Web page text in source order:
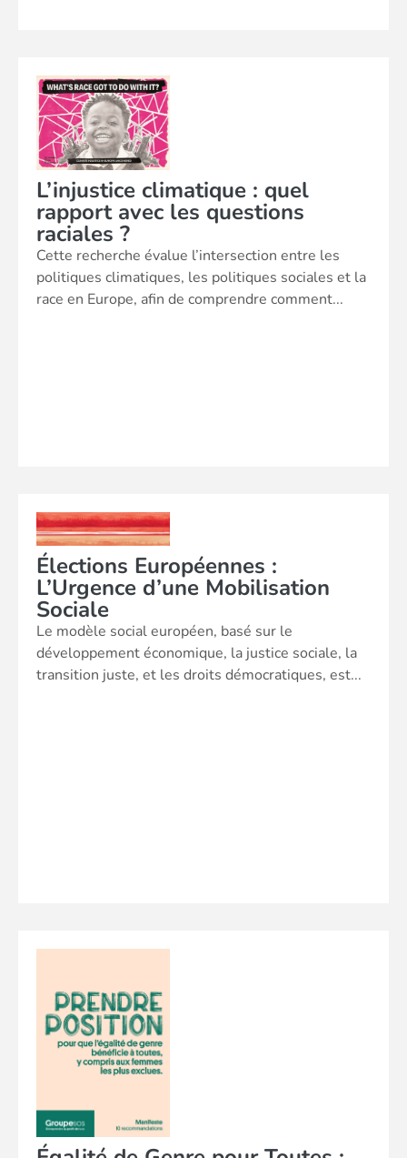
L’injustice climatique : quel
rapport avec les questions
raciales ?
Cette recherche évalue l’intersection entre les
politiques climatiques, les politiques sociales et la
race en Europe, afin de comprendre comment...
Élections Européennes :
L’Urgence d’une Mobilisation
Sociale
Le modèle social européen, basé sur le
développement économique, la justice sociale, la
transition juste, et les droits démocratiques, est...